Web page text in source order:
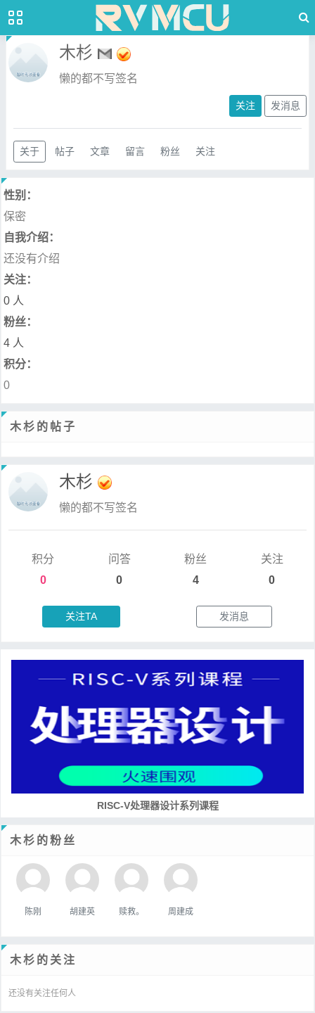
木杉
懒的都不写签名
关注 发消息
关于 帖子 文章 留言 粉丝 关注
性别：
保密
自我介绍：
还没有介绍
关注：
0 人
粉丝：
4 人
积分：
0
木杉的帖子
木杉
懒的都不写签名
积分
0
问答
0
粉丝
4
关注
0
关注TA 发消息
RISC-V处理器设计系列课程
木杉的粉丝
陈刚 胡建英 赎救。 周建成
木杉的关注
还没有关注任何人